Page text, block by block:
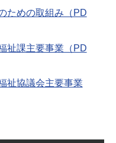
ための取組み（PD
祉課主要事業（PD
祉協議会主要事業